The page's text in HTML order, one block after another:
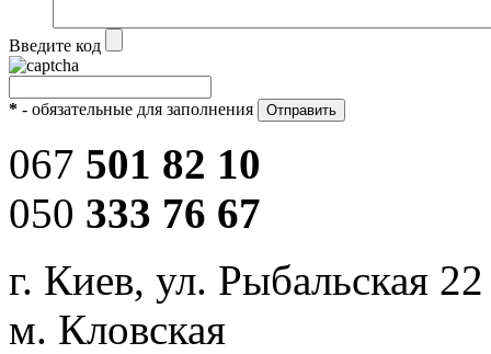
Введите код
* - обязательные для заполнения
067 501 82 10
050 333 76 67
г. Киев, ул. Рыбальская 22
м. Кловская